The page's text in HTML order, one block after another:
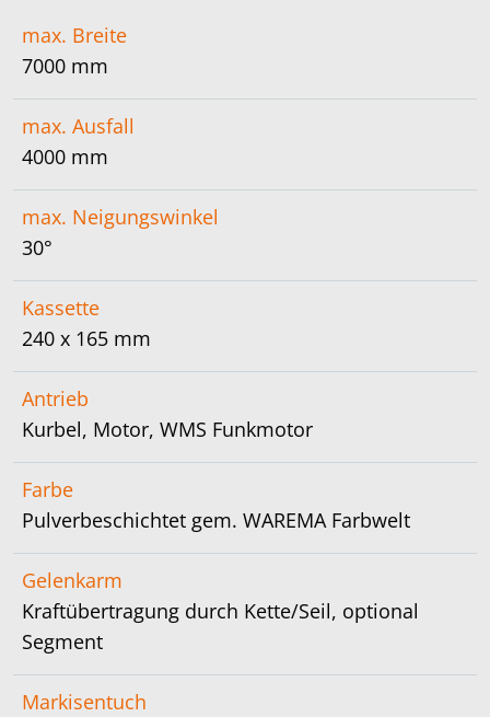
max. Breite
7000 mm
max. Ausfall
4000 mm
max. Neigungswinkel
30°
Kassette
240 x 165 mm
Antrieb
Kurbel, Motor, WMS Funkmotor
Farbe
Pulverbeschichtet gem. WAREMA Farbwelt
Gelenkarm
Kraftübertragung durch Kette/Seil, optional
Segment
Markisentuch